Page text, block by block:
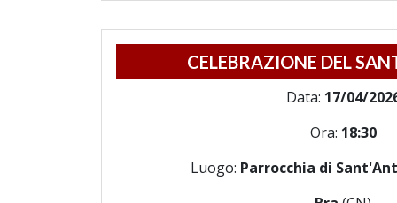
CELEBRAZIONE DEL
Data: 17/04/
Ora: 18:30
Luogo: Parrocchia di